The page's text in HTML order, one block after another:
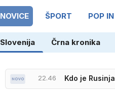
NOVICE ŠPORT POP IN
Slovenija Črna kronika
22.46 Kdo je